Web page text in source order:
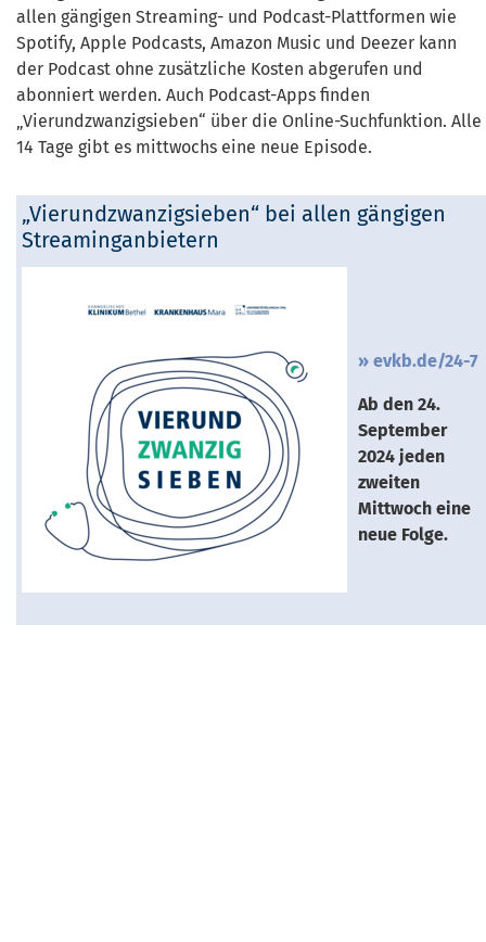
allen gängigen Streaming- und Podcast-Plattformen wie
Spotify, Apple Podcasts, Amazon Music und Deezer kann
der Podcast ohne zusätzliche Kosten abgerufen und
abonniert werden. Auch Podcast-Apps finden
„Vierundzwanzigsieben“ über die Online-Suchfunktion. Alle
14 Tage gibt es mittwochs eine neue Episode.
„Vierundzwanzigsieben“ bei allen gängigen
Streaminganbietern
evkb.de/24-7
Ab den 24.
September
2024 jeden
zweiten
Mittwoch eine
neue Folge.